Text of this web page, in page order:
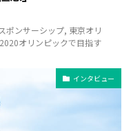
スポンサーシップ, 東京オリ
オリンピックで目指す
インタビュー